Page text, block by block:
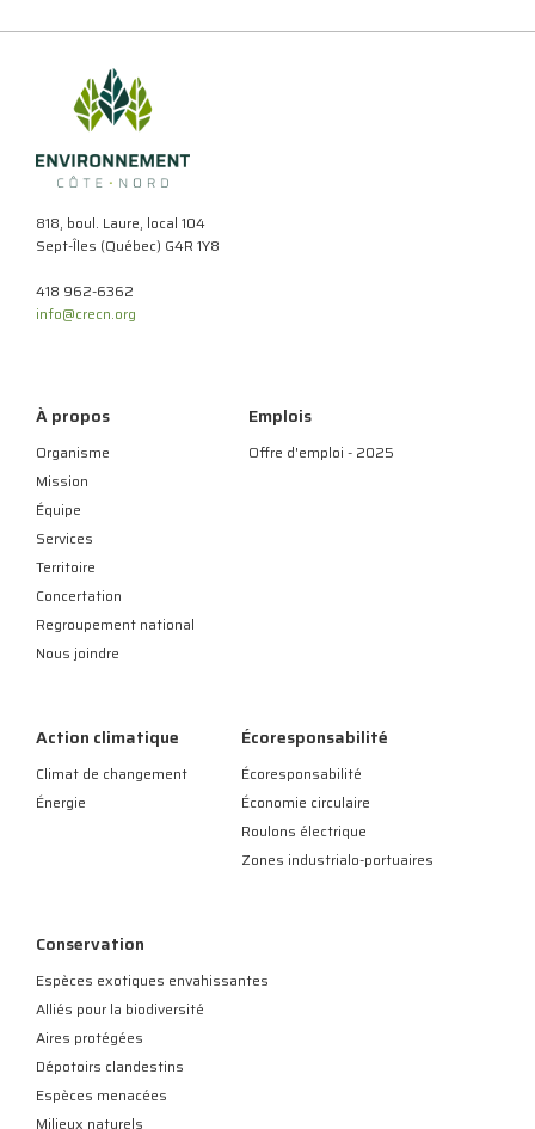
818, boul. Laure, local 104
Sept-Îles (Québec) G4R 1Y8
418 962-6362
info@crecn.org
À propos
Organisme
Mission
Équipe
Services
Territoire
Concertation
Regroupement national
Nous joindre
Emplois
Offre d'emploi - 2025
Action climatique
Climat de changement
Énergie
Écoresponsabilité
Écoresponsabilité
Économie circulaire
Roulons électrique
Zones industrialo-portuaires
Conservation
Espèces exotiques envahissantes
Alliés pour la biodiversité
Aires protégées
Dépotoirs clandestins
Espèces menacées
Milieux naturels